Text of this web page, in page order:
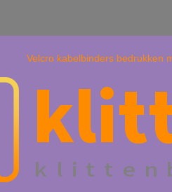
Velcro kabelbinders bedrukken